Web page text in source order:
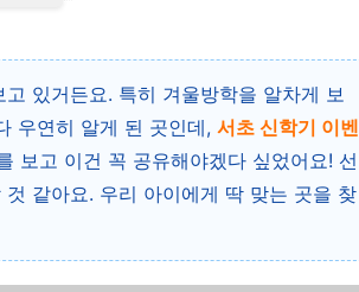
있거든요. 특히 겨울방학을 알차게 보
우연히 알게 된 곳인데, 서초 신학기 이벤
보고 이건 꼭 공유해야겠다 싶었어요! 선
같아요. 우리 아이에게 딱 맞는 곳을 찾